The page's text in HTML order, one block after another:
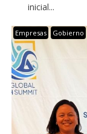
inicial...
Empresas Gobierno